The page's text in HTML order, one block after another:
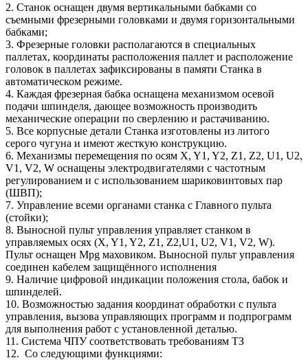
2. Станок оснащен двумя вертикальными бабками со
съемными фрезерными головками и двумя горизонтальными
бабками;
3. Фрезерные головки располагаются в специальных
паллетах, координаты расположения паллет и расположение
головок в паллетах зафиксированы в памяти Станка в
автоматическом режиме.
4. Каждая фрезерная бабка оснащена механизмом осевой
подачи шпинделя, дающее возможность производить
механические операции по сверлению и растачиванию.
5. Все корпусные детали Станка изготовлены из литого
серого чугуна и имеют жесткую конструкцию.
6. Механизмы перемещения по осям X, Y1, Y2, Z1, Z2, U1, U2,
V1, V2, W оснащены электродвигателями с частотным
регулированием и с использованием шариковинтовых пар
(ШВП);
7. Управление всеми органами станка с Главного пульта
(стойки);
8. Выносной пульт управления управляет станком в
управляемых осях (X, Y1, Y2, Z1, Z2,U1, U2, V1, V2, W).
Пульт оснащен Mpg маховиком. Выносной пульт управления
соединен кабелем защищённого исполнения
9. Наличие цифровой индикации положения стола, бабок и
шпинделей.
10. Возможностью задания координат обработки с пульта
управления, вызова управляющих программ и подпрограмм
для выполнения работ с установленной деталью.
11. Система ЧПУ соответствовать требованиям ТЗ
12. Со следующими функциями: